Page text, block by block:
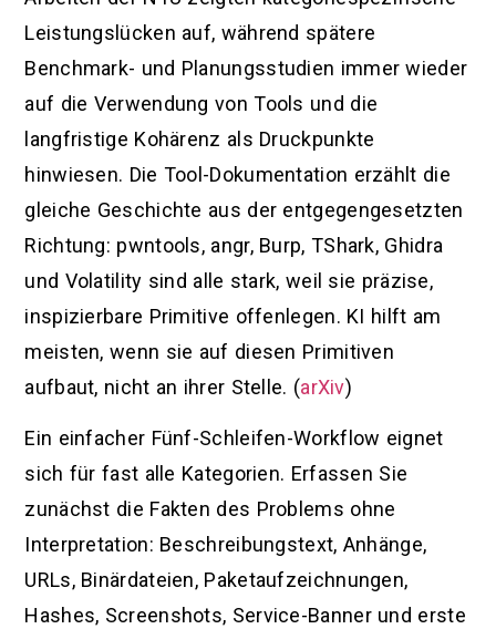
Leistungslücken auf, während spätere
Benchmark- und Planungsstudien immer wieder
auf die Verwendung von Tools und die
langfristige Kohärenz als Druckpunkte
hinwiesen. Die Tool-Dokumentation erzählt die
gleiche Geschichte aus der entgegengesetzten
Richtung: pwntools, angr, Burp, TShark, Ghidra
und Volatility sind alle stark, weil sie präzise,
inspizierbare Primitive offenlegen. KI hilft am
meisten, wenn sie auf diesen Primitiven
aufbaut, nicht an ihrer Stelle. (arXiv)
Ein einfacher Fünf-Schleifen-Workflow eignet
sich für fast alle Kategorien. Erfassen Sie
zunächst die Fakten des Problems ohne
Interpretation: Beschreibungstext, Anhänge,
URLs, Binärdateien, Paketaufzeichnungen,
Hashes, Screenshots, Service-Banner und erste